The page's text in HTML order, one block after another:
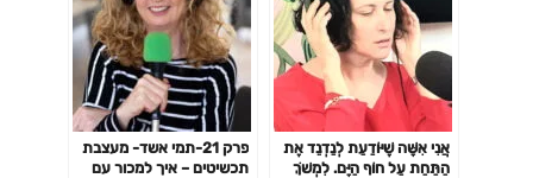
אֲנִי אִשָּׁה שֶׁיּוֹדַעַת לְנַדְנֵד אֶת
הַתַּחַת עַל חוֹף הַיָּם. לִמְשֹׁךְ
פרק 21-תמי אשד- מעצבת
תכשיטים – איך למכור עם